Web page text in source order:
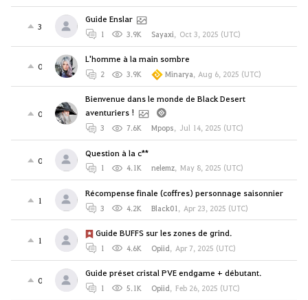
3
Guide Enslar
1 3.9K Sayaxi, Oct 3, 2025 (UTC)
0
L'homme à la main sombre
2 3.9K Minarya, Aug 6, 2025 (UTC)
0
Bienvenue dans le monde de Black Desert
aventuriers !
3 7.6K Mpops, Jul 14, 2025 (UTC)
0
Question à la c**
1 4.1K nelemz, May 8, 2025 (UTC)
1
Récompense finale (coffres) personnage saisonnier
3 4.2K Black01 , Apr 23, 2025 (UTC)
1
Guide BUFFS sur les zones de grind.
1 4.6K Opiid, Apr 7, 2025 (UTC)
0
Guide préset cristal PVE endgame + débutant.
1 5.1K Opiid, Feb 26, 2025 (UTC)